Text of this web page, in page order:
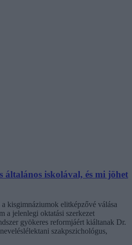
általános iskolával, és mi jöhet
kisgimnáziumok elitképzővé válása
a jelenlegi oktatási szerkezet
gyökeres reformjáért kiáltanak Dr.
szakpszichológus,